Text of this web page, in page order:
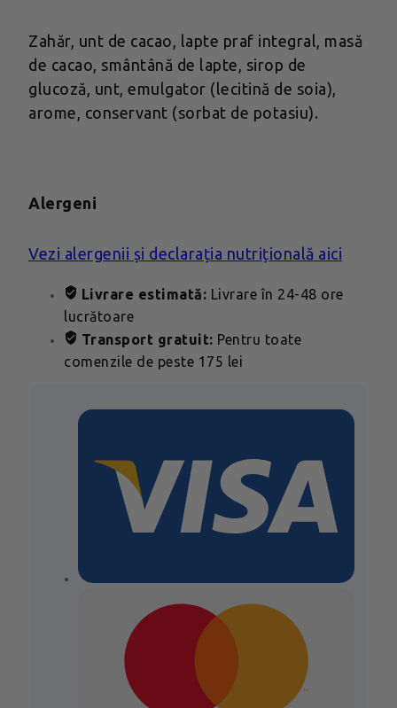
Zahăr, unt de cacao, lapte praf integral, masă
de cacao, smântână de lapte, sirop de
glucoză, unt, emulgator (lecitină de soia),
arome, conservant (sorbat de potasiu).
Alergeni
Vezi alergenii și declarația nutrițională aici
Livrare estimată: Livrare în 24-48 ore
lucrătoare
Transport gratuit: Pentru toate
comenzile de peste 175 lei